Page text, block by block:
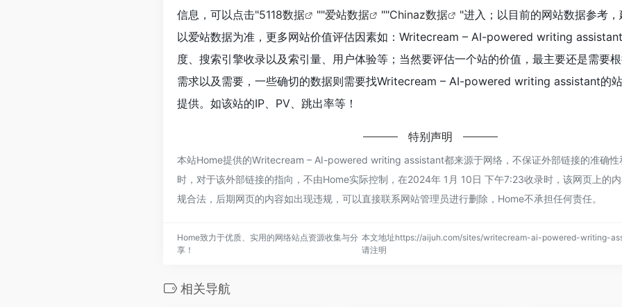
信息，可以点击"5118数据 ""爱站数据 ""Chinaz数据
"进入；以目前的网站数据参考
以爱站数据为准，更多网站价值评估因素如：Writecream – AI-powered writing
度、搜索引擎收录以及索引量、用户体验等；当然要评估一个站的价值，最主要还是需要
需求以及需要，一些确切的数据则需要找Writecream – AI-powered writing assistant的
提供。如该站的IP、PV、跳出率等！
特别声明
本站Home提供的Writecream – AI-powered writing assistant都来源于网络，不保证外部链接的准确性
时，对于该外部链接的指向，不由Home实际控制，在2024年 1月 10日 下午7:23收录时，该网页上的
规合法，后期网页的内容如出现违规，可以直接联系网站管理员进行删除，Home不承担任何责任。
Home致力于优质、实用的网络站点资源收集与分
享！
本文地址https://aijuh.com/sites/writecream-ai-powered-writing-
请注明
相关导航